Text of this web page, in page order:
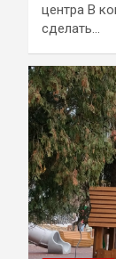
центра В
сделать…